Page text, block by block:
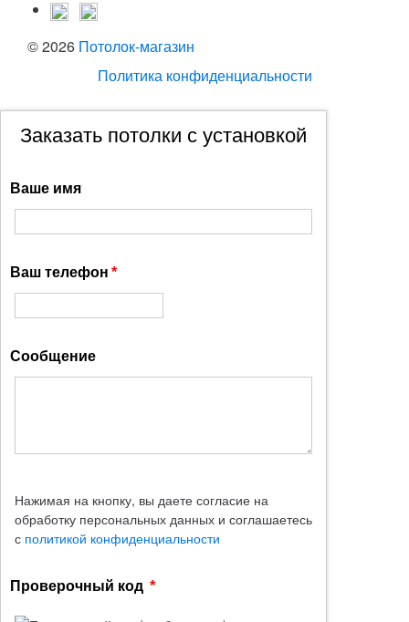
© 2026 Потолок-магазин
Политика конфиденциальности
Заказать потолки с установкой
Ваше имя
Ваш телефон
Сообщение
Нажимая на кнопку, вы даете согласие на
обработку персональных данных и соглашаетесь
с политикой конфиденциальности
Проверочный код